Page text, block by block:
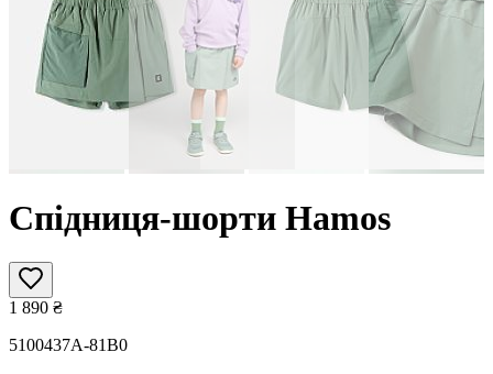
Спідниця-шорти Hamos
1 890 ₴
5100437A-81B0